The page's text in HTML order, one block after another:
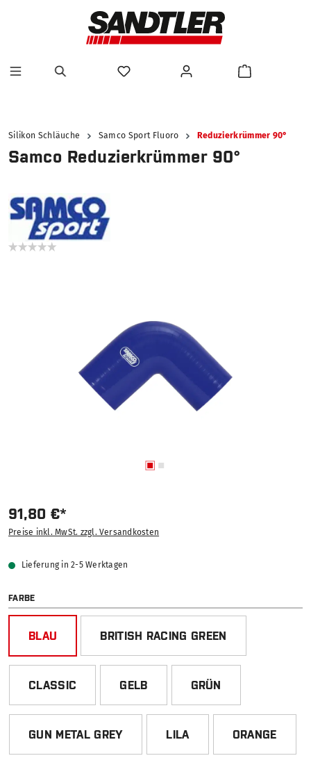
Silikon Schläuche Samco Sport Fluoro Reduzierkrümmer 90°
Samco Reduzierkrümmer 90°
91,80 €*
Preise inkl. MwSt. zzgl. Versandkosten
Lieferung in 2-5 Werktagen
FARBEAUSWÄHLEN
BLAU BRITISH RACING GREEN
CLASSIC GELB GRÜN
GUN METAL GREY LILA ORANGE